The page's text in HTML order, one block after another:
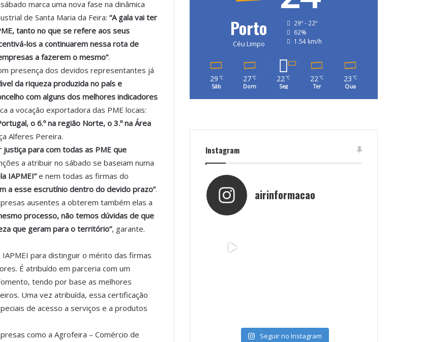
marca uma nova fase na dinâmica
de Santa Maria da Feira: “A gala vai ter
tanto no que se refere aos seus
los a continuarem nessa rota de
a fazerem o mesmo”.
presença dos devidos representantes já
da riqueza produzida no país e
com alguns dos melhores indicadores
a vocação exportadora das PME locais:
o 6.º na região Norte, o 3.º na Área
Alferes Pereira.
justiça para com todas as PME que
a atribuir no sábado se baseiam numa
IAPMEI”e nem todas as firmas do
a esse escrutínio dentro do devido prazo”.
ausentes a obterem também elas a
processo, não temos dúvidas de que
que geram para o território”, garante.
para distinguir o mérito das firmas
É atribuído em parceria com um
tendo por base as melhores
Uma vez atribuída, essa certificação
de acesso a serviços e a produtos
como a Agrofeira – Comércio de
Porto
Céu Limpo
29º - 22º
62%
1.54 km/h
29 ℃
Sáb
27℃
Dom
22℃
Seg
22℃
Ter
23 ℃
Qua
Instagram
airinformacao
Seguir no Instagram